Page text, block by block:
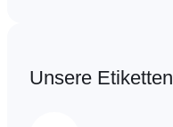
Unsere Etiketten